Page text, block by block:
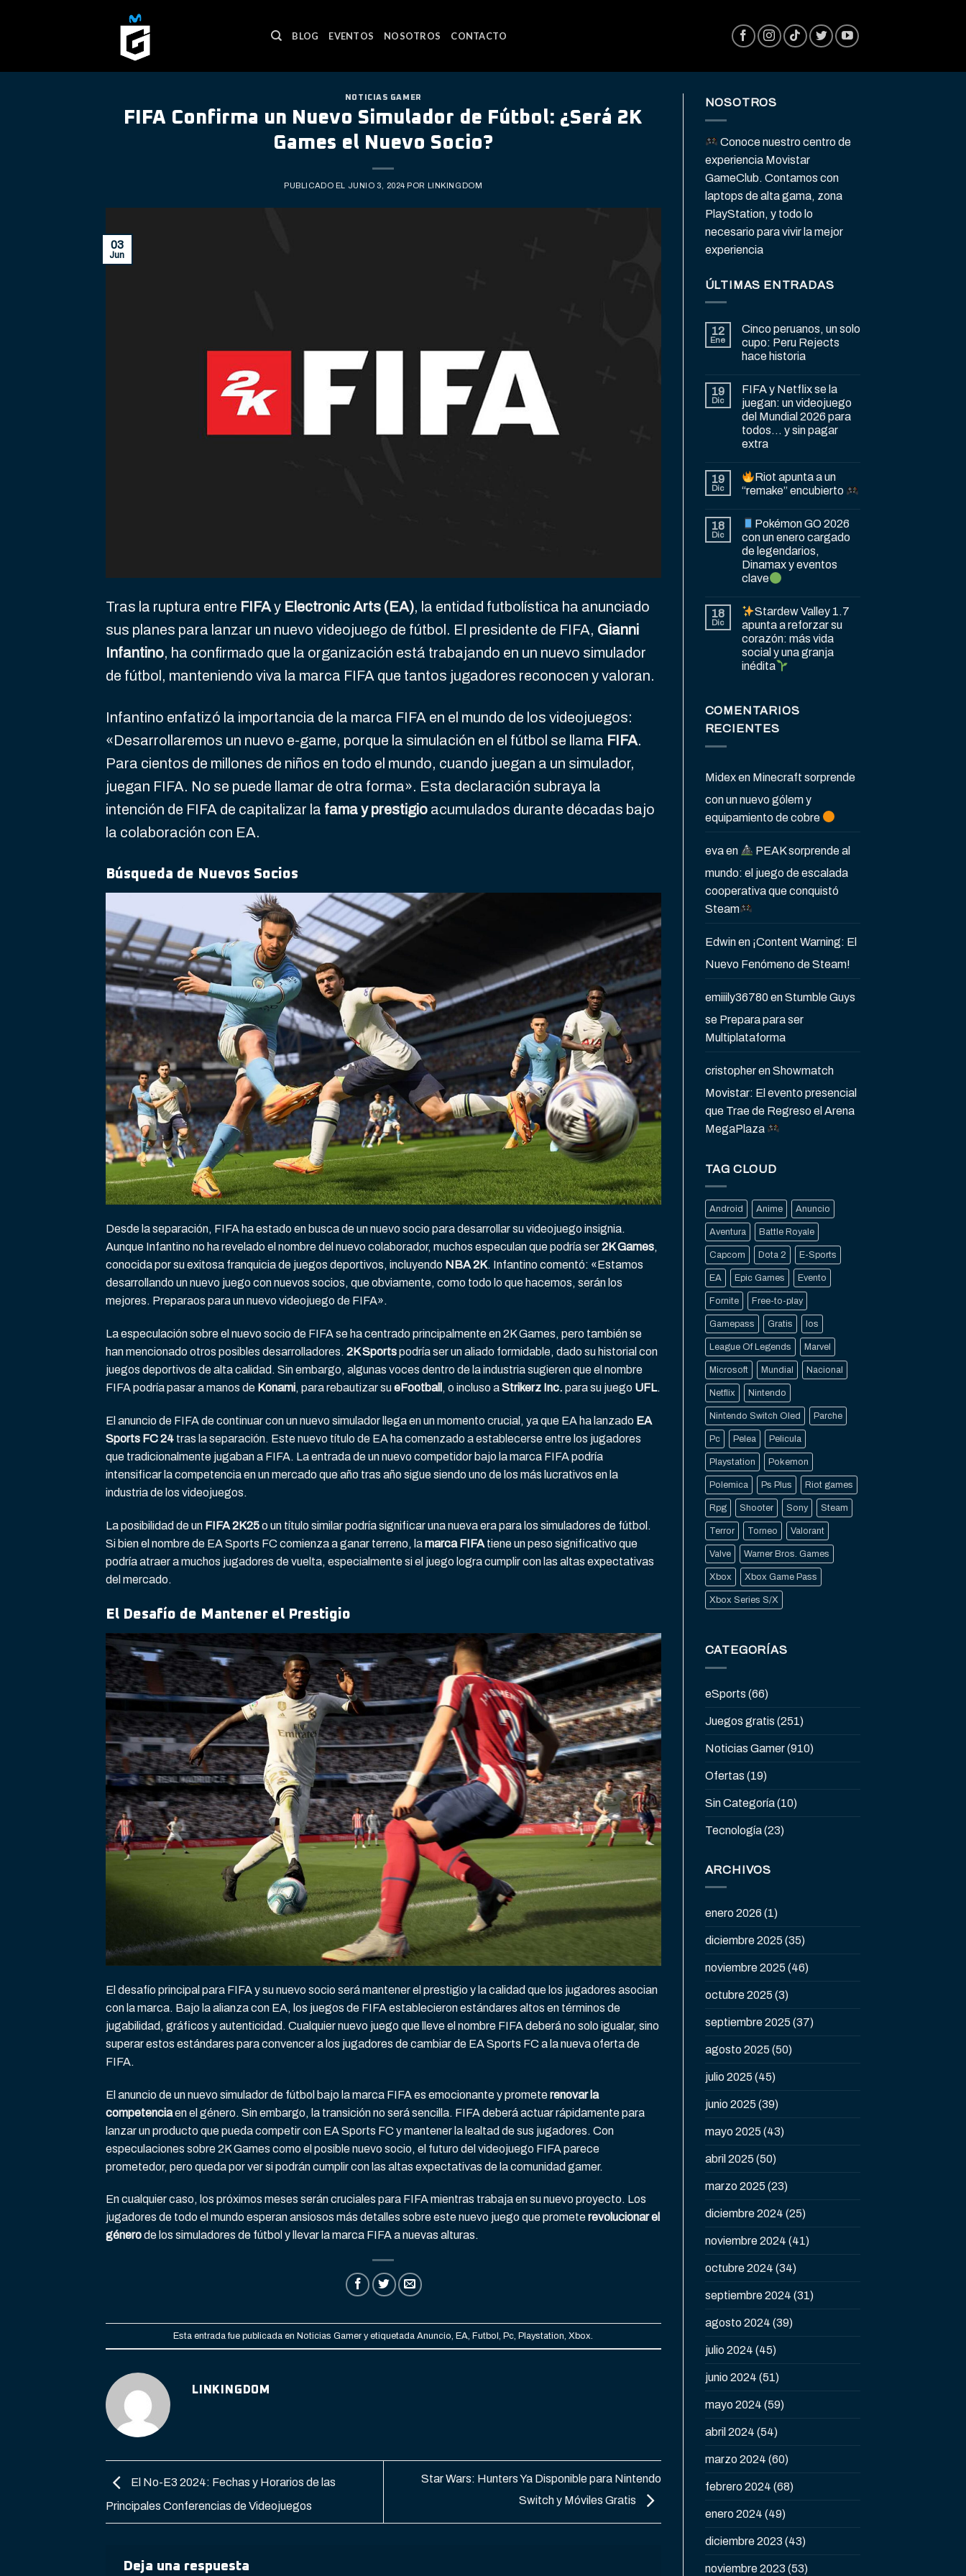
BLOG EVENTOS NOSOTROS CONTACTO
NOTICIAS GAMER
FIFA Confirma un Nuevo Simulador de Fútbol: ¿Será 2K
Games el Nuevo Socio?
PUBLICADO EL JUNIO 3, 2024 POR LINKINGDOM
03
Jun
Tras la ruptura entre FIFAy Electronic Arts (EA), la entidad futbolística ha anunciado
sus planes para lanzar un nuevo videojuego de fútbol. El presidente de FIFA, Gianni
Infantino, ha confirmado que la organización está trabajando en un nuevo simulador
de fútbol, manteniendo viva la marca FIFA que tantos jugadores reconocen y valoran.
Infantino enfatizó la importancia de la marca FIFA en el mundo de los videojuegos:
«Desarrollaremos un nuevo e-game, porque la simulación en el fútbol se llama FIFA.
Para cientos de millones de niños en todo el mundo, cuando juegan a un simulador,
juegan FIFA. No se puede llamar de otra forma». Esta declaración subraya la
intención de FIFA de capitalizar la fama y prestigio acumulados durante décadas bajo
la colaboración con EA.
Búsqueda de Nuevos Socios
Desde la separación, FIFA ha estado en busca de un nuevo socio para desarrollar su videojuego insignia.
Aunque Infantino no ha revelado el nombre del nuevo colaborador, muchos especulan que podría ser2K Games,
conocida por su exitosa franquicia de juegos deportivos, incluyendo NBA 2K. Infantino comentó: «Estamos
desarrollando un nuevo juego con nuevos socios, que obviamente, como todo lo que hacemos, serán los
mejores. Preparaos para un nuevo videojuego de FIFA».
La especulación sobre el nuevo socio de FIFA se ha centrado principalmente en 2K Games, pero también se
han mencionado otros posibles desarrolladores. 2K Sportspodría ser un aliado formidable, dado su historial con
juegos deportivos de alta calidad. Sin embargo, algunas voces dentro de la industria sugieren que el nombre
FIFA podría pasar a manos de Konami, para rebautizar sueFootball , o incluso aStrikerz Inc. para su juego UFL.
El anuncio de FIFA de continuar con un nuevo simulador llega en un momento crucial, ya que EA ha lanzado EA
Sports FC 24 tras la separación. Este nuevo título de EA ha comenzado a establecerse entre los jugadores
que tradicionalmente jugaban a FIFA. La entrada de un nuevo competidor bajo la marca FIFA podría
intensificar la competencia en un mercado que año tras año sigue siendo uno de los más lucrativos en la
industria de los videojuegos.
La posibilidad de un FIFA 2K25o un título similar podría significar una nueva era para los simuladores de fútbol.
Si bien el nombre de EA Sports FC comienza a ganar terreno, lamarca FIFA tiene un peso significativo que
podría atraer a muchos jugadores de vuelta, especialmente si el juego logra cumplir con las altas expectativas
del mercado.
El Desafío de Mantener el Prestigio
El desafío principal para FIFA y su nuevo socio será mantener el prestigio y la calidad que los jugadores asocian
con la marca. Bajo la alianza con EA, los juegos de FIFA establecieron estándares altos en términos de
jugabilidad, gráficos y autenticidad. Cualquier nuevo juego que lleve el nombre FIFA deberá no solo igualar, sino
superar estos estándares para convencer a los jugadores de cambiar de EA Sports FC a la nueva oferta de
FIFA.
El anuncio de un nuevo simulador de fútbol bajo la marca FIFA es emocionante y prometerenovar la
competenciaen el género. Sin embargo, la transición no será sencilla. FIFA deberá actuar rápidamente para
lanzar un producto que pueda competir con EA Sports FC y mantener la lealtad de sus jugadores. Con
especulaciones sobre 2K Games como el posible nuevo socio, el futuro del videojuego FIFA parece
prometedor, pero queda por ver si podrán cumplir con las altas expectativas de la comunidad gamer.
En cualquier caso, los próximos meses serán cruciales para FIFA mientras trabaja en su nuevo proyecto. Los
jugadores de todo el mundo esperan ansiosos más detalles sobre este nuevo juego que prometerevolucionar el
génerode los simuladores de fútbol y llevar la marca FIFA a nuevas alturas.
Esta entrada fue publicada enNoticias Gamer y etiquetadaAnuncio ,EA ,Futbol ,Pc ,Playstation ,Xbox
LINKINGDOM
El No-E3 2024: Fechas y Horarios de las
Principales Conferencias de Videojuegos
Star Wars: Hunters Ya Disponible para Nintendo
Switch y Móviles Gratis
Deja una respuesta
NOSOTROS
Conoce nuestro centro de
experiencia Movistar
GameClub. Contamos con
laptops de alta gama, zona
PlayStation, y todo lo
necesario para vivir la mejor
experiencia
ÚLTIMAS ENTRADAS
12
Ene
Cinco peruanos, un solo
cupo: Peru Rejects
hace historia
19
Dic
FIFA y Netflix se la
juegan: un videojuego
del Mundial 2026 para
todos… y sin pagar
extra
19
Dic
Riot apunta a un
“remake” encubierto
18
Dic
Pokémon GO 2026
con un enero cargado
de legendarios,
Dinamax y eventos
clave
18
Dic
Stardew Valley 1.7
apunta a reforzar su
corazón: más vida
social y una granja
inédita
COMENTARIOS
RECIENTES
Midexen Minecraft sorprende
con un nuevo gólem y
equipamiento de cobre
evaen
PEAK sorprende al
mundo: el juego de escalada
cooperativa que conquistó
Steam
Edwinen ¡Content Warning: El
Nuevo Fenómeno de Steam!
emiiily36780enStumble Guys
se Prepara para ser
Multiplataforma
cristopherenShowmatch
Movistar: El evento presencial
que Trae de Regreso el Arena
MegaPlaza
TAG CLOUD
Android Anime Anuncio
Aventura Battle Royale
Capcom Dota 2 E-Sports
EA Epic Games Evento
Fornite Free-to-play
Gamepass Gratis Ios
League Of Legends Marvel
Microsoft Mundial Nacional
Netflix Nintendo
Nintendo Switch Oled Parche
Pc Pelea Pelicula
Playstation Pokemon
Polemica Ps Plus Riot games
Rpg Shooter Sony Steam
Terror Torneo Valorant
Valve Warner Bros. Games
Xbox Xbox Game Pass
Xbox Series S/X
CATEGORÍAS
eSports (66)
Juegos gratis (251)
Noticias Gamer(910)
Ofertas (19)
Sin Categoría(10)
Tecnología(23)
ARCHIVOS
enero 2026 (1)
diciembre 2025 (35)
noviembre 2025 (46)
octubre 2025 (3)
septiembre 2025 (37)
agosto 2025 (50)
julio 2025 (45)
junio 2025 (39)
mayo 2025 (43)
abril 2025 (50)
marzo 2025 (23)
diciembre 2024 (25)
noviembre 2024 (41)
octubre 2024 (34)
septiembre 2024 (31)
agosto 2024 (39)
julio 2024 (45)
junio 2024 (51)
mayo 2024 (59)
abril 2024 (54)
marzo 2024 (60)
febrero 2024 (68)
enero 2024 (49)
diciembre 2023 (43)
noviembre 2023 (53)